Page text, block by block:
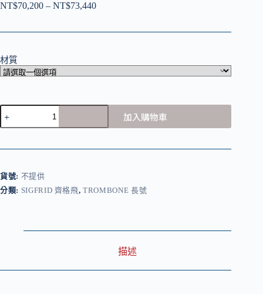
NT$70,200 – NT$73,440價
到
材質
Sigfrid
Trombone
Sgf-
Cut
齊
格
長
加入購物車
貨號: 不提供
分類: SIGFRID 齊格飛,TROMBONE 長號
描述